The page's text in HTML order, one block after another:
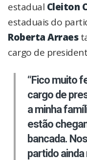
estadual Cleiton
estaduais do
Roberta Arraes
cargo de
“Fico muito
cargo de
a minha
estão
bancada.
partido